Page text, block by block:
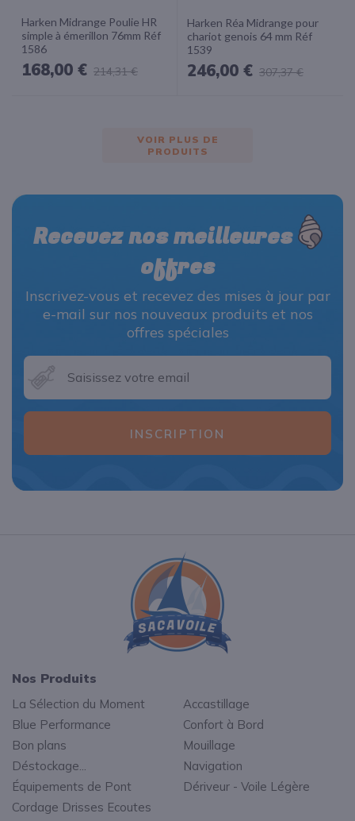
Harken Midrange Poulie HR
simple à émerillon 76mm Réf
1586
168,00 € 214,31 €
Harken Réa Midrange pour
chariot genois 64 mm Réf
1539
246,00 € 307,37 €
VOIR PLUS DE
PRODUITS
Recevez nos meilleures
offres
Inscrivez-vous et recevez des mises à jour par
e-mail sur nos nouveaux produits et nos
offres spéciales
INSCRIPTION
Nos Produits
La Sélection du Moment
Blue Performance
Bon plans
Déstockage...
Équipements de Pont
Cordage Drisses Ecoutes
Accastillage
Confort à Bord
Mouillage
Navigation
Dériveur - Voile Légère